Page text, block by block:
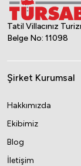
Tatil Villacınız
Belge No: 11098
Şirket Kurumsal
Hakkımızda
Ekibimiz
Blog
İletişim